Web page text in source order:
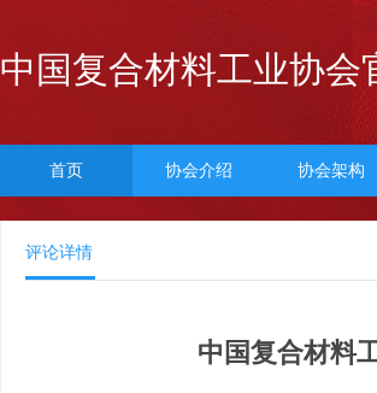
中国复合材料工业协会
首页 协会介绍 协会架构
评论详情
中国复合材料